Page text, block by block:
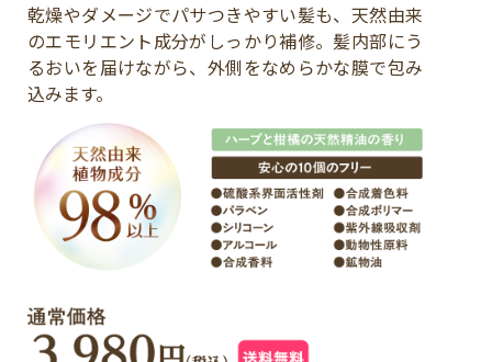
乾燥やダメージでパサつきやすい髪も、天然由来
のエモリエント成分がしっかり補修。髪内部にう
るおいを届けながら、外側をなめらかな膜で包み
込みます。